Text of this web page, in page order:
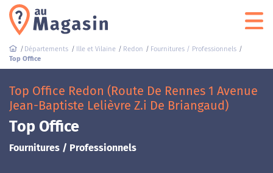
Départements Ille et Vilaine Redon
Fournitures / Professionnels
Top Office
Top Office Redon (Route De Rennes 1 Avenue
Jean-Baptiste Lelièvre Z.i De Briangaud)
Top Office
Fournitures / Professionnels